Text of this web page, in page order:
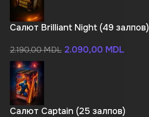
Салют Brilliant Night (49 залпов)
2.190,00MDL 2.090,00 MDL
Салют Captain (25 залпов)